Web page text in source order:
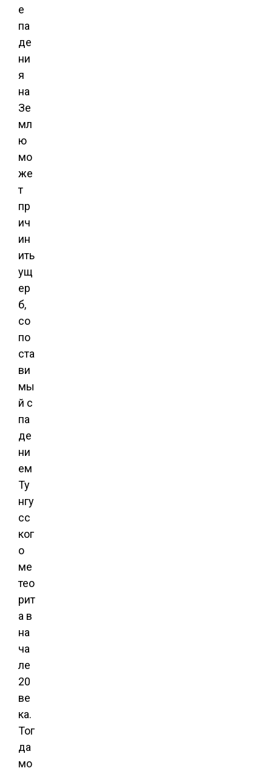
е
па
де
ни
я
на
Зе
мл
ю
мо
же
т
пр
ич
ин
ить
ущ
ер
б,
со
по
ста
ви
мы
й с
па
де
ни
ем
Ту
нгу
сс
ког
о
ме
тео
рит
а в
на
ча
ле
20
ве
ка.
Тог
да
мо